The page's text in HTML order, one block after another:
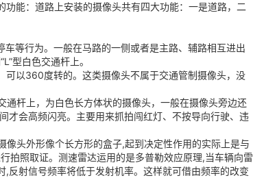
能：道路上安装的摄像头共有四大功能：一是道路，二
等行为。一般在马路的一侧或者是主路、辅路相互进出
型白色交通杆上。
可以360度转的。这类摄像头不属于交通管制摄像头，没
杆上，为白色长方体状的摄像头，一般在摄像头旁边还
才会高频闪亮。主要用来抓拍闯红灯、不按导向行驶、违
头外形像个长方形的盒子,起到决定性作用的实际上是与
拍照取证。测速雷达运用的是多普勒效应原理,当车辆向雷
反射信号频率将低于发射机率。这样就可借由频率的改变